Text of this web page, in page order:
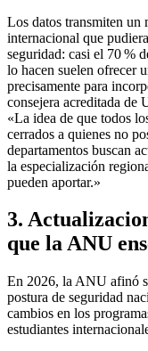
Los datos transmiten un
internacional que
seguridad: casi el 70 %
lo hacen suelen ofrecer
precisamente para
consejera acreditada
«La idea de que todos
cerrados a quienes no
departamentos buscan
la especialización
pueden aportar.»
3.
que la ANU
En 2026, la ANU afinó
postura de seguridad
cambios en los
estudiantes